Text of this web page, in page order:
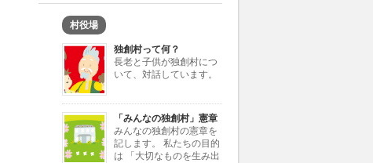
村役場
独創村って何？
長老と子供が独創村につ
いて、対話しています。
「みんなの独創村」憲章
みんなの独創村の憲章を
記します。 私たちの目的
は 「大切なものを生み出